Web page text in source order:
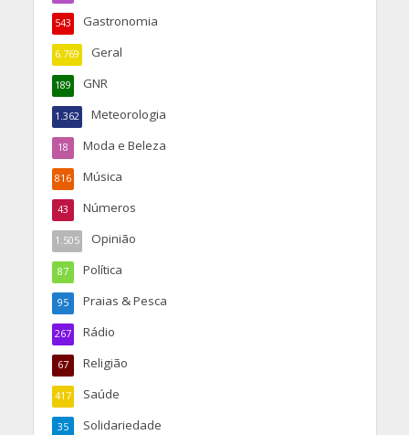
Gastronomia
543
Geral
6.769
GNR
189
Meteorologia
1.362
Moda e Beleza
18
Música
816
Números
43
Opinião
1.505
Política
87
Praias & Pesca
95
Rádio
267
Religião
67
Saúde
417
Solidariedade
35